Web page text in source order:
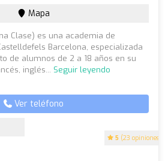
5 (23 opiniones)
Mapa
Clase) es una academia de
Barcelona, especializada
de alumnos de 2 a 18 años en su
inglés... Seguir leyendo
Ver teléfono